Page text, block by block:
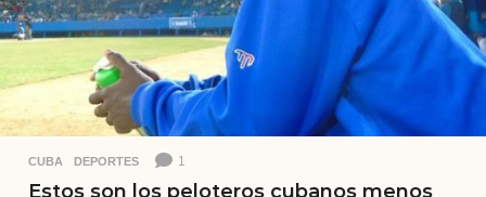
CUBA ,DEPORTES 1
Estos son los peloteros cubanos menos